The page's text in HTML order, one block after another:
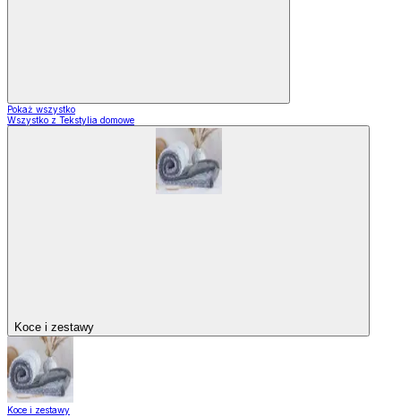
Pokaż wszystko
Wszystko z Tekstylia domowe
Koce i zestawy
Koce i zestawy